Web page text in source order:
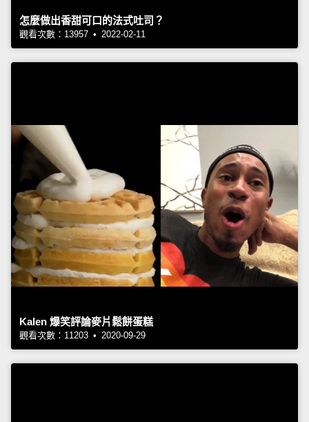
怎麼做出香甜可口的法式吐司？
觀看次數：13957 • 2022-02-11
Kalen 爆笑評論麥片鬆餅蛋糕
觀看次數：11203 • 2020-09-29